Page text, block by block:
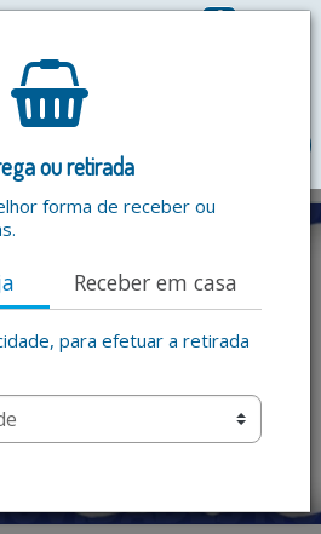
0
ou retirada
forma de receber ou
Receber em casa
para efetuar a retirada